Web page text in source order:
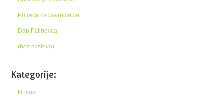
Potraga za pisanicama
Dan Palinovca
(bez naslova)
Kategorije:
Novosti